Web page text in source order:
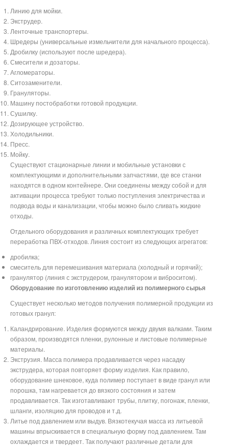
Линию для мойки.
Экструдер.
Ленточные транспортеры.
Шредеры (универсальные измельчители для начального процесса).
Дробилку (используют после шредера).
Смесители и дозаторы.
Агломераторы.
Ситозаменители.
Грануляторы.
Машину постобработки готовой продукции.
Сушилку.
Дозирующее устройство.
Холодильники.
Пресс.
Мойку.
Существуют стационарные линии и мобильные установки с
комплектующими и дополнительными запчастями, где все станки
находятся в одном контейнере. Они соединены между собой и для
активации процесса требуют только поступления электричества и
подвода воды и канализации, чтобы можно было сливать жидкие
отходы.
Отдельного оборудования и различных комплектующих требует
переработка ПВХ-отходов. Линия состоит из следующих агрегатов:
дробилка;
смеситель для перемешивания материала (холодный и горячий);
гранулятор (линия с экструдером, гранулятором и виброситом).
Оборудование по изготовлению изделий из полимерного сырья
Существует несколько методов получения полимерной продукции из
готовых гранул:
Каландрирование. Изделия формуются между двумя валками. Таким
образом, производятся пленки, рулонные и листовые полимерные
материалы.
Экструзия. Масса полимера продавливается через насадку
экструдера, которая повторяет форму изделия. Как правило,
оборудование шнековое, куда полимер поступает в виде гранул или
порошка, там нагревается до вязкого состояния и затем
продавливается. Так изготавливают трубы, плитку, погонаж, пленки,
шланги, изоляцию для проводов и т.д.
Литье под давлением или выдув. Вязкотекучая масса из литьевой
машины впрыскивается в специальную форму под давлением. Там
охлаждается и твердеет. Так получают различные детали для